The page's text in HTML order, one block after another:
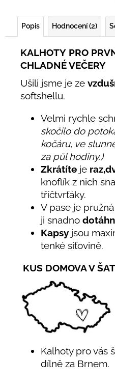
Popis Hodnocení (2)
KALHOTY PRO
CHLADNÉ VEČERY
Ušili jsme je ze
softshellu.
Velmi rychle
skočilo do
kočáru, ve
za půl hodiny.)
Zkrátíte je
knoflík z nich
tříčtvrťáky.
V pase je
ji snadno
Kapsy jsou
tenké síťovině.
KUS DOMOVA V
Kalhoty pro vás
dílně za Brnem.